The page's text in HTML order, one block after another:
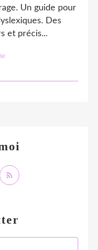
Un guide pour
Des
et précis...